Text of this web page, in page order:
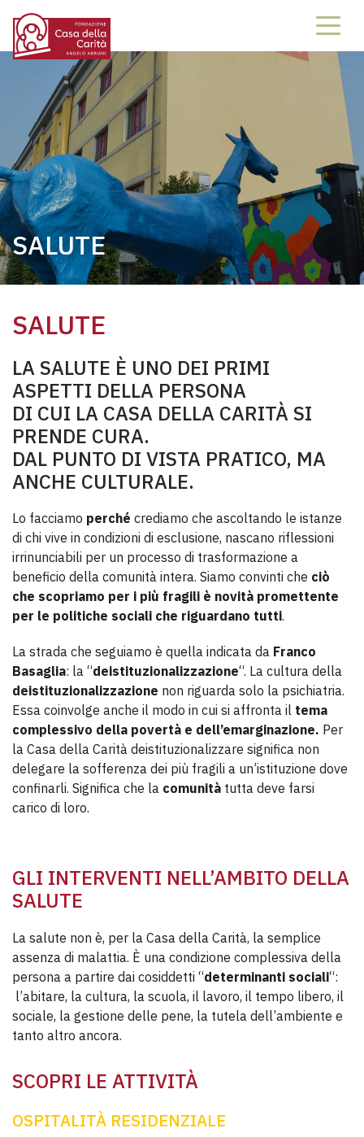
SALUTE
SALUTE
LA SALUTE È UNO DEI PRIMI
ASPETTI DELLA PERSONA
DI CUI LA CASA DELLA CARITÀ SI
PRENDE CURA.
DAL PUNTO DI VISTA PRATICO, MA
ANCHE CULTURALE.
Lo facciamo perché crediamo che ascoltando le istanze
di chi vive in condizioni di esclusione, nascano riflessioni
irrinunciabili per un processo di trasformazione a
beneficio della comunità intera. Siamo convinti che ciò
che scopriamo per i più fragili è novità promettente
per le politiche sociali che riguardano tutti.
La strada che seguiamo è quella indicata da Franco
Basaglia: la “deistituzionalizzazione“. La cultura della
deistituzionalizzazione non riguarda solo la psichiatria.
Essa coinvolge anche il modo in cui si affronta il tema
complessivo della povertà e dell’emarginazione. Per
la Casa della Carità deistituzionalizzare significa non
delegare la sofferenza dei più fragili a un’istituzione dove
confinarli. Significa che la comunità tutta deve farsi
carico di loro.
GLI INTERVENTI NELL’AMBITO DELLA
SALUTE
La salute non è, per la Casa della Carità, la semplice
assenza di malattia. È una condizione complessiva della
persona a partire dai cosiddetti “determinanti sociali“:
l’abitare, la cultura, la scuola, il lavoro, il tempo libero, il
sociale, la gestione delle pene, la tutela dell’ambiente e
tanto altro ancora.
SCOPRI LE ATTIVITÀ
OSPITALITÀ RESIDENZIALE